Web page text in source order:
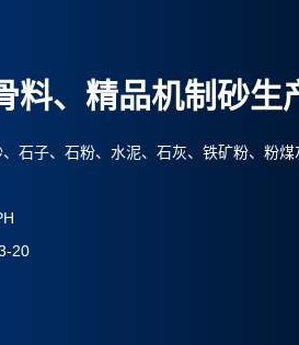
料、精品机制砂生
石子、石粉、水泥、石灰、铁矿粉、粉煤
20